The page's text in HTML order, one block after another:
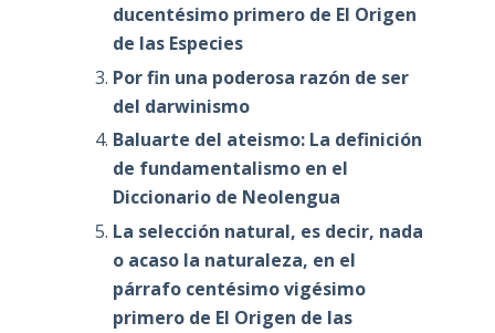
ducentésimo primero de El Origen
de las Especies
Por fin una poderosa razón de ser
del darwinismo
Baluarte del ateismo: La definición
de fundamentalismo en el
Diccionario de Neolengua
La selección natural, es decir, nada
o acaso la naturaleza, en el
párrafo centésimo vigésimo
primero de El Origen de las